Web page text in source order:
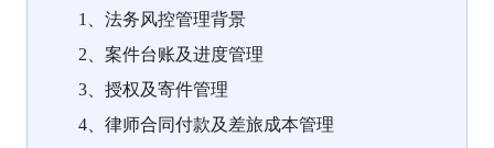
1、法务风控管理背景
2、案件台账及进度管理
3、授权及寄件管理
4、律师合同付款及差旅成本管理